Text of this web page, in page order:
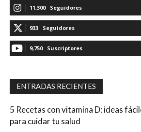
11,300 Seguidores
933 Seguidores
9,750 Suscriptores
ENTRADAS RECIENTES
5 Recetas con vitamina D: ideas
para cuidar tu salud